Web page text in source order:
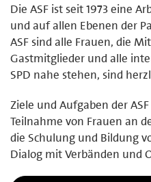
Die ASF ist seit 1973 eine
und auf allen Ebenen der
ASF sind alle Frauen, die
Gastmitglieder und alle
SPD nahe stehen, sind
Ziele und Aufgaben der
Teilnahme von Frauen an
die Schulung und Bildung
Dialog mit Verbänden und